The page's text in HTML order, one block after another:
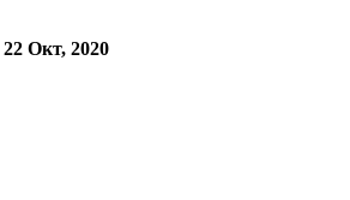
22 Окт, 2020